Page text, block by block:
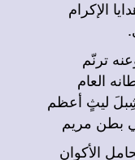
الإكرام
العام
ليثٍ أعظم
بطن مريم